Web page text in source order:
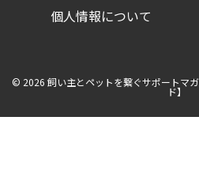
た
時
て
欲
い
個人情報について
© 2026 飼い主とペットを繋ぐサポートマ
ド】